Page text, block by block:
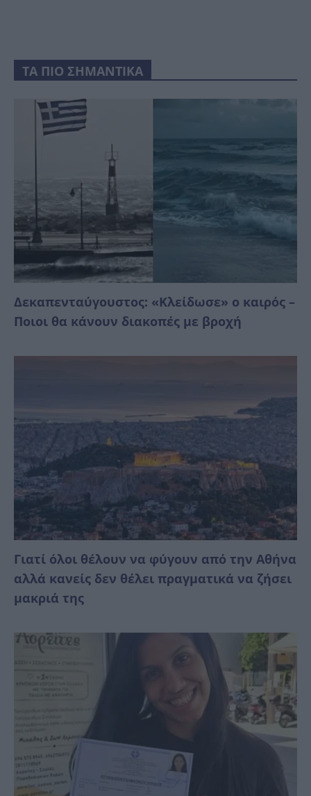
ΤΑ ΠΙΟ ΣΗΜΑΝΤΙΚΑ
Δεκαπενταύγουστος: «Κλείδωσε» ο καιρός –
Ποιοι θα κάνουν διακοπές με βροχή
Γιατί όλοι θέλουν να φύγουν από την Αθήνα
αλλά κανείς δεν θέλει πραγματικά να ζήσει
μακριά της